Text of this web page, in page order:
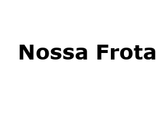
Nossa Frota